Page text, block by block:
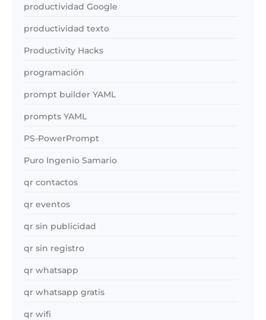
productividad Google
productividad texto
Productivity Hacks
programación
prompt builder YAML
prompts YAML
PS-PowerPrompt
Puro Ingenio Samario
qr contactos
qr eventos
qr sin publicidad
qr sin registro
qr whatsapp
qr whatsapp gratis
qr wifi